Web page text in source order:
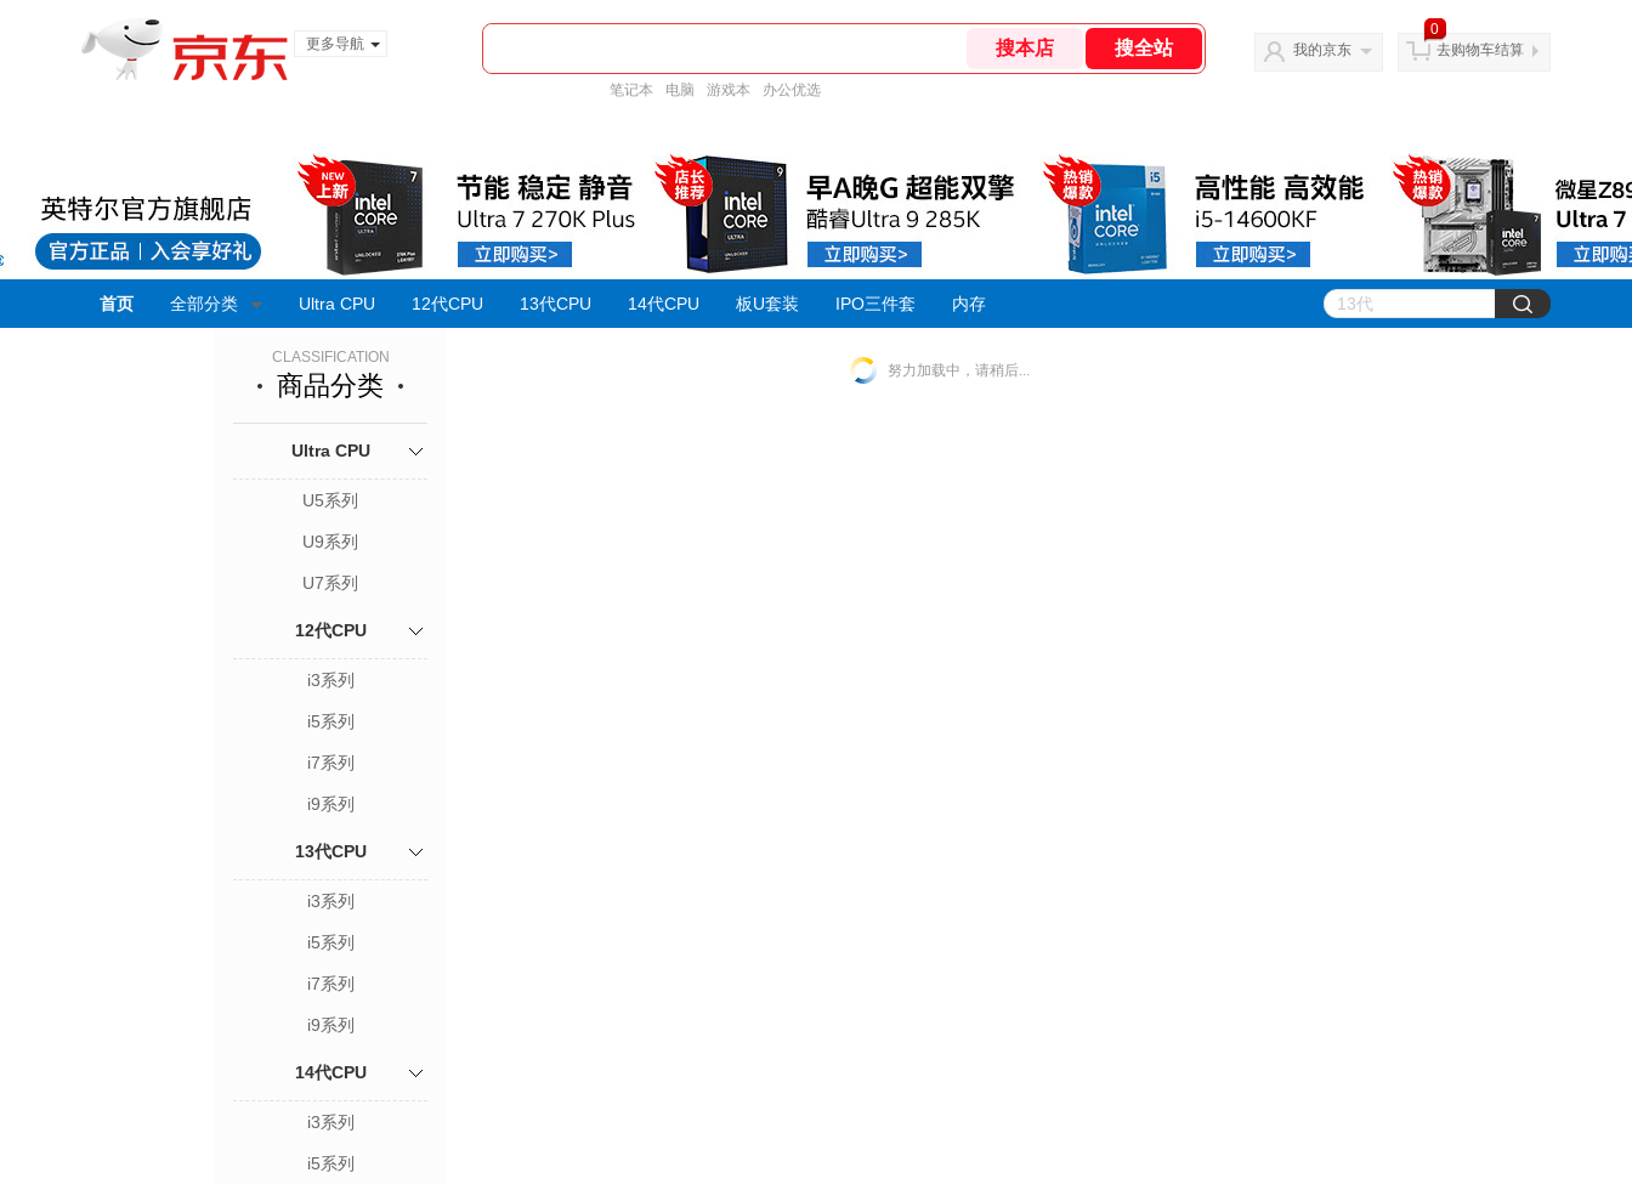
更多导航
笔记本 电脑 游戏本 办公优选
我的京东
0
去购物车结算
首页 全部分类 Ultra CPU 12代CPU 13代CPU 14代CPU 板U套装 IPO三件套 内存
CLASSIFICATION
商品分类
Ultra CPU
U5系列
U9系列
U7系列
12代CPU
i3系列
i5系列
i7系列
i9系列
13代CPU
i3系列
i5系列
i7系列
i9系列
14代CPU
i3系列
i5系列
努力加载中，请稍后...